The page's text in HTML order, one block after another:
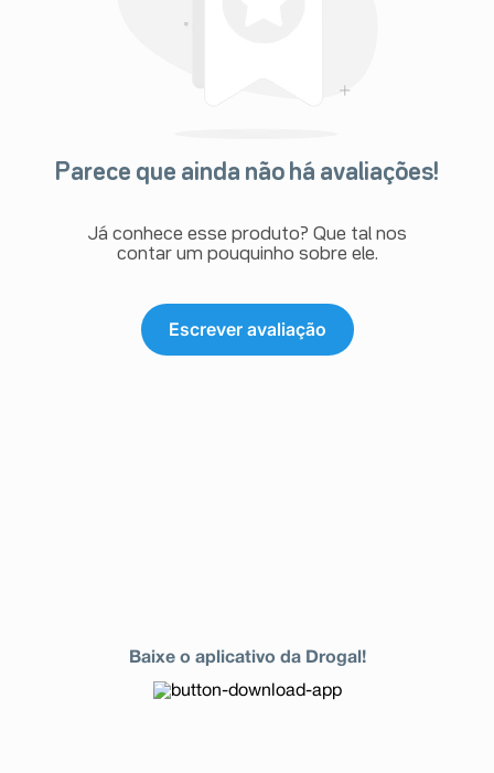
Parece que ainda não há avaliações!
Já conhece esse produto? Que tal nos
contar um pouquinho sobre ele.
Escrever avaliação
Baixe o aplicativo da Drogal!